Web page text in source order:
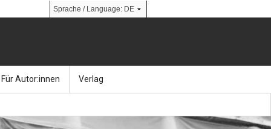
Für Autor:innen Verlag